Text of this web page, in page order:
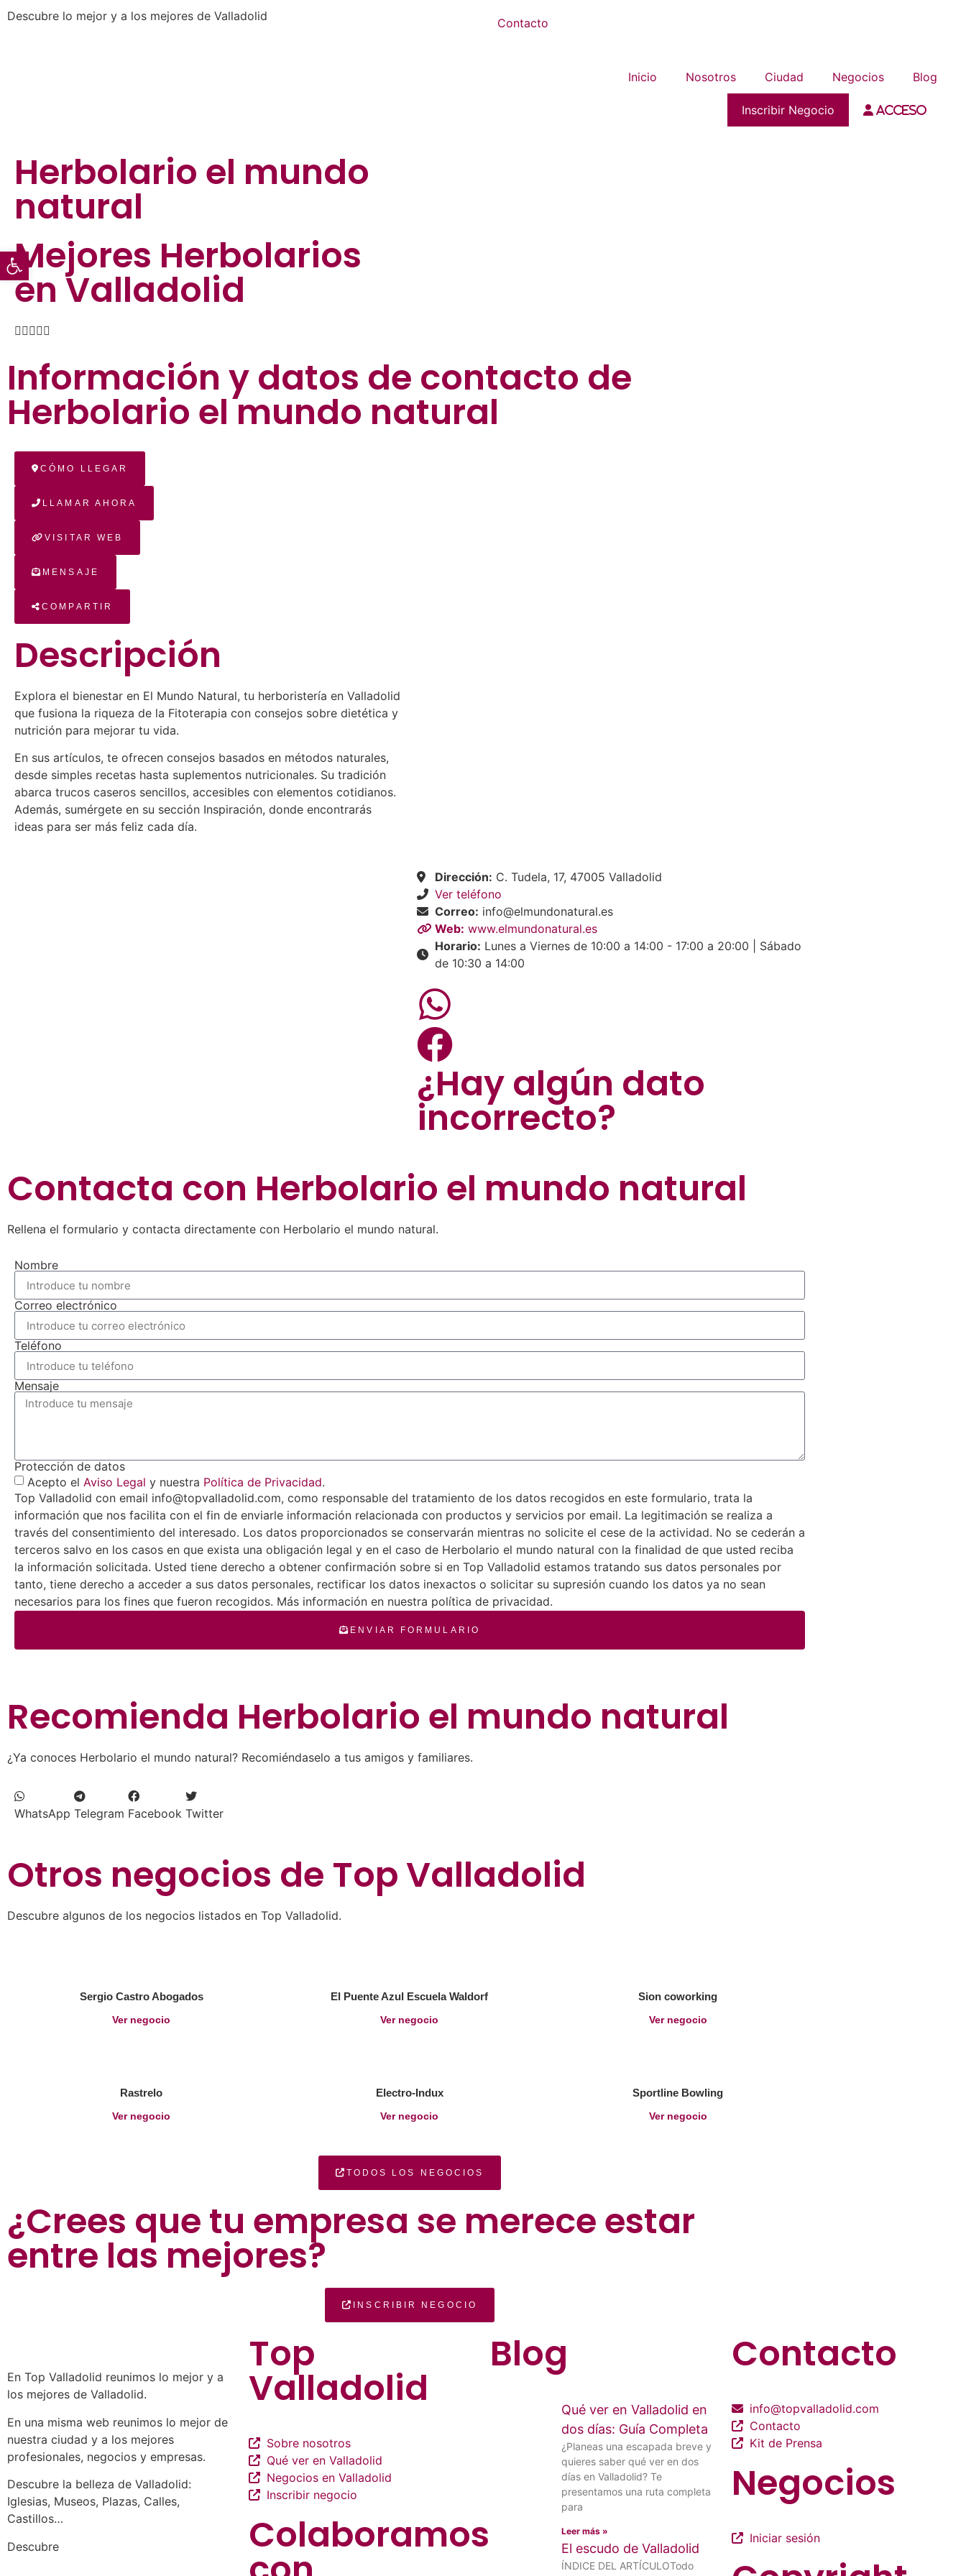
Descubre lo mejor y a los mejores de Valladolid Contacto
Inicio Nosotros Ciudad Negocios Blog
Inscribir Negocio Acceso
Herbolario el mundo
natural
Mejores Herbolarios
en Valladolid

Información y datos de contacto de
Herbolario el mundo natural
CÓMO LLEGAR
LLAMAR AHORA
VISITAR WEB
MENSAJE
COMPARTIR
Descripción
Explora el bienestar en El Mundo Natural, tu herboristería en Valladolid
que fusiona la riqueza de la Fitoterapia con consejos sobre dietética y
nutrición para mejorar tu vida.
En sus artículos, te ofrecen consejos basados en métodos naturales,
desde simples recetas hasta suplementos nutricionales. Su tradición
abarca trucos caseros sencillos, accesibles con elementos cotidianos.
Además, sumérgete en su sección Inspiración, donde encontrarás
ideas para ser más feliz cada día.
Dirección: C. Tudela, 17, 47005 Valladolid
Ver teléfono
Correo: info@elmundonatural.es
Web: www.elmundonatural.es
Horario: Lunes a Viernes de 10:00 a 14:00 - 17:00 a 20:00 | Sábado
de 10:30 a 14:00
¿Hay algún dato
incorrecto?
Contacta con Herbolario el mundo natural
Rellena el formulario y contacta directamente con Herbolario el mundo natural.
Nombre
Correo electrónico
Teléfono
Mensaje
Protección de datos
Acepto el Aviso Legal y nuestra Política de Privacidad.
Top Valladolid con email info@topvalladolid.com, como responsable del tratamiento de los datos recogidos en este formulario, trata la
información que nos facilita con el fin de enviarle información relacionada con productos y servicios por email. La legitimación se realiza a
través del consentimiento del interesado. Los datos proporcionados se conservarán mientras no solicite el cese de la actividad. No se cederán a
terceros salvo en los casos en que exista una obligación legal y en el caso de Herbolario el mundo natural con la finalidad de que usted reciba
la información solicitada. Usted tiene derecho a obtener confirmación sobre si en Top Valladolid estamos tratando sus datos personales por
tanto, tiene derecho a acceder a sus datos personales, rectificar los datos inexactos o solicitar su supresión cuando los datos ya no sean
necesarios para los fines que fueron recogidos. Más información en nuestra política de privacidad.
ENVIAR FORMULARIO
Recomienda Herbolario el mundo natural
¿Ya conoces Herbolario el mundo natural? Recomiéndaselo a tus amigos y familiares.
WhatsApp Telegram Facebook Twitter
Otros negocios de Top Valladolid
Descubre algunos de los negocios listados en Top Valladolid.
Sergio Castro Abogados
Ver negocio
El Puente Azul Escuela Waldorf
Ver negocio
Sion coworking
Ver negocio
Rastrelo
Ver negocio
Electro-Indux
Ver negocio
Sportline Bowling
Ver negocio
TODOS LOS NEGOCIOS
¿Crees que tu empresa se merece estar
entre las mejores?
INSCRIBIR NEGOCIO
En Top Valladolid reunimos lo mejor y a
los mejores de Valladolid.
En una misma web reunimos lo mejor de
nuestra ciudad y a los mejores
profesionales, negocios y empresas.
Descubre la belleza de Valladolid:
Iglesias, Museos, Plazas, Calles,
Castillos…
Descubre
Top
Valladolid
Sobre nosotros
Qué ver en Valladolid
Negocios en Valladolid
Inscribir negocio
Colaboramos
Blog
Qué ver en Valladolid en
dos días: Guía Completa
¿Planeas una escapada breve y
quieres saber qué ver en dos
días en Valladolid? Te
presentamos una ruta completa
para
Leer más »
El escudo de Valladolid
ÍNDICE DEL ARTÍCULOTodo
Contacto
info@topvalladolid.com
Contacto
Kit de Prensa
Negocios
Iniciar sesión
Abrir barra de herramientas